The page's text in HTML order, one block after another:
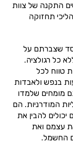
התקנה של צוות
תחזוקה
שצברתם על
כל רגולציה.
טווח לכל
בנפש ולאבדות
מומחים שלמדו
המודרניות. הם
להבין את
עצמם ואת
החשמל.